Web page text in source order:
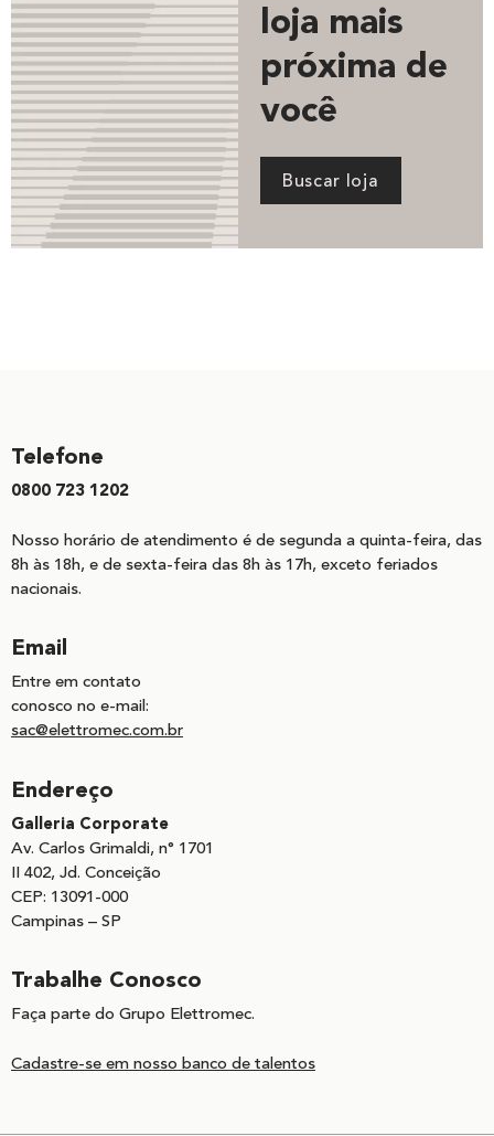
loja mais
próxima de
você
Buscar loja
Telefone
0800 723 1202
Nosso horário de atendimento é de segunda a quinta-feira, das
8h às 18h, e de sexta-feira das 8h às 17h, exceto feriados
nacionais.
Email
Entre em contato
conosco no e-mail:
sac@elettromec.com.br
Endereço
Galleria Corporate
Av. Carlos Grimaldi, n° 1701
II 402, Jd. Conceição
CEP: 13091-000
Campinas – SP
Trabalhe Conosco
Faça parte do Grupo Elettromec.
Cadastre-se em nosso banco de talentos